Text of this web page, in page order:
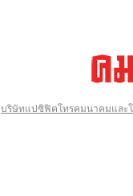
บริษัทแปซิฟิคโทรคมนาคมและ